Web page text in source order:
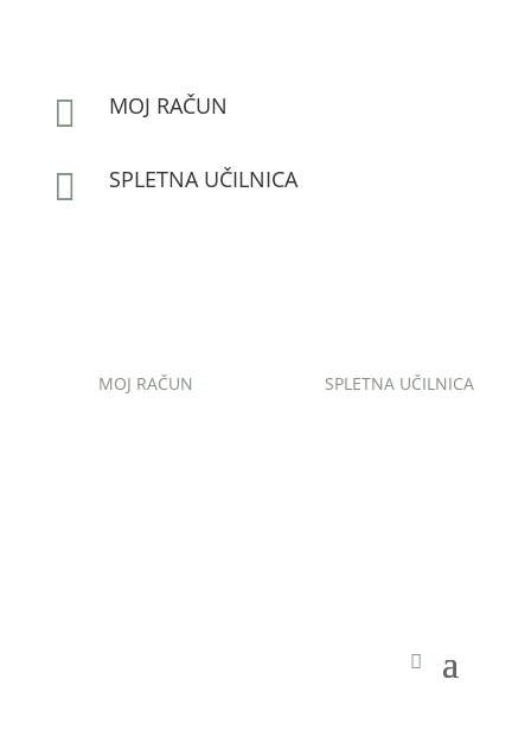
 MOJ RAČUN
 SPLETNA UČILNICA
MOJ RAČUN SPLETNA UČILNICA